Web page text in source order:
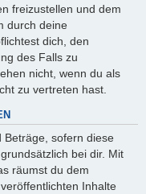
freizustellen und dem
durch deine
dich, den
des Falls zu
nicht, wenn du als
zu vertreten hast.
Beträge, sofern diese
bei dir. Mit
räumst du dem
Inhalte